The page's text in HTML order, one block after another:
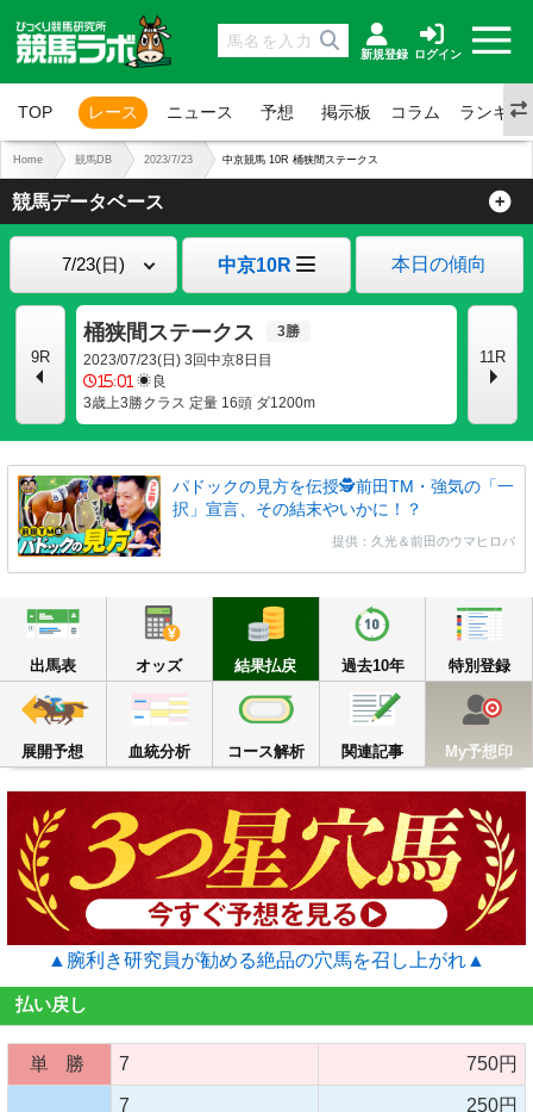
新規登録 ログイン
TOP レース ニュース 予想 掲示板 コラム ランキン
Home 競馬DB 2023/7/23 中京競馬 10R 桶狭間ステークス
競馬データベース
中京10R 本日の傾向
9R
桶狭間ステークス
2023/07/23(日) 3回中京8日目
15:01
良
3歳上3勝クラス 定量 16頭 ダ1200m
11R
パドックの見方を伝授🕵前田TM・強気の「一
択」宣言、その結末やいかに！？
提供：久光＆前田のウマヒロバ
出馬表 オッズ
結果払戻
結果払戻
過去10年
過去10年
特別登録
展開予想
展開予想
血統分析
血統分析
コース解析
コース解析
関連記事
関連記事 My予想印
▲腕利き研究員が勧める絶品の穴馬を召し上がれ▲
払い戻し
単 勝 7 750円
7
250円